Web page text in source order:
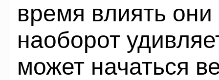
время влиять они
наоборот
может начаться